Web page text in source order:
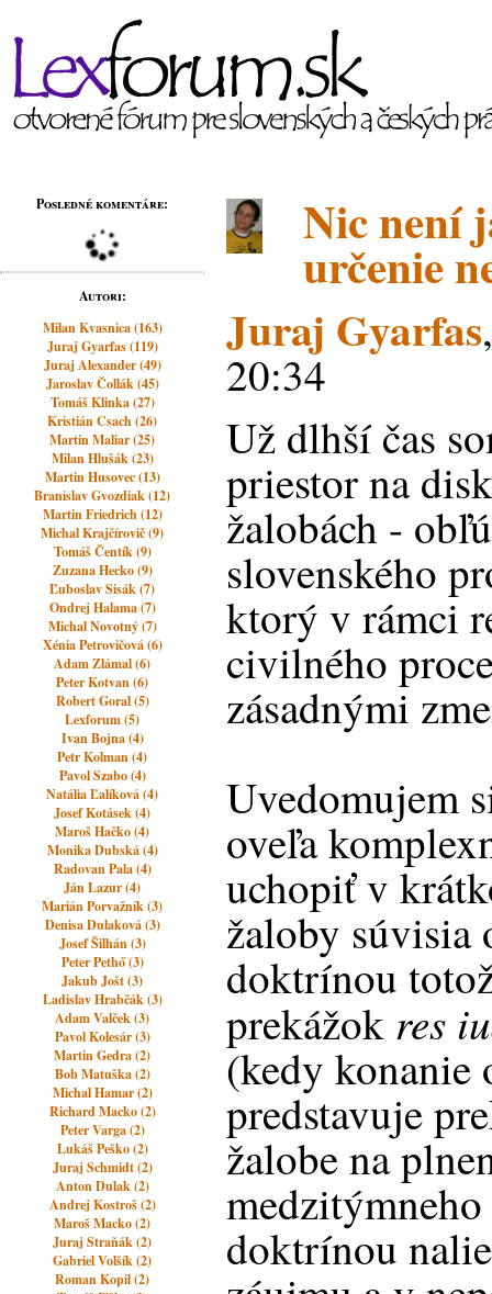
Posledné komentáre:
Autori:
Milan Kvasnica (163)
Juraj Gyarfas (119)
Juraj Alexander (49)
Jaroslav Čollák (45)
Tomáš Klinka (27)
Kristián Csach (26)
Martin Maliar (25)
Milan Hlušák (23)
Martin Husovec (13)
Branislav Gvozdiak (12)
Martin Friedrich (12)
Michal Krajčírovič (9)
Tomáš Čentík (9)
Zuzana Hecko (9)
Ľuboslav Sisák (7)
Ondrej Halama (7)
Michal Novotný (7)
Xénia Petrovičová (6)
Adam Zlámal (6)
Peter Kotvan (6)
Robert Goral (5)
Lexforum (5)
Ivan Bojna (4)
Petr Kolman (4)
Pavol Szabo (4)
Natália Ľalíková (4)
Josef Kotásek (4)
Maroš Hačko (4)
Monika Dubská (4)
Radovan Pala (4)
Ján Lazur (4)
Marián Porvažník (3)
Denisa Dulaková (3)
Josef Šilhán (3)
Peter Pethő (3)
Jakub Jošt (3)
Ladislav Hrabčák (3)
Adam Valček (3)
Pavol Kolesár (3)
Martin Gedra (2)
Bob Matuška (2)
Michal Hamar (2)
Richard Macko (2)
Peter Varga (2)
Lukáš Peško (2)
Juraj Schmidt (2)
Anton Dulak (2)
Andrej Kostroš (2)
Maroš Macko (2)
Juraj Straňák (2)
Gabriel Volšík (2)
Roman Kopil (2)
Nic není
určenie
Juraj Gyarfas
20:34
Už dlhší čas
priestor na
žalobách -
slovenského
ktorý v rámci
civilného
zásadnými
Uvedomujem
oveľa
uchopiť v
žaloby súvisia
doktrínou
prekážok res
(kedy konanie
predstavuje
žalobe na
doktrínou